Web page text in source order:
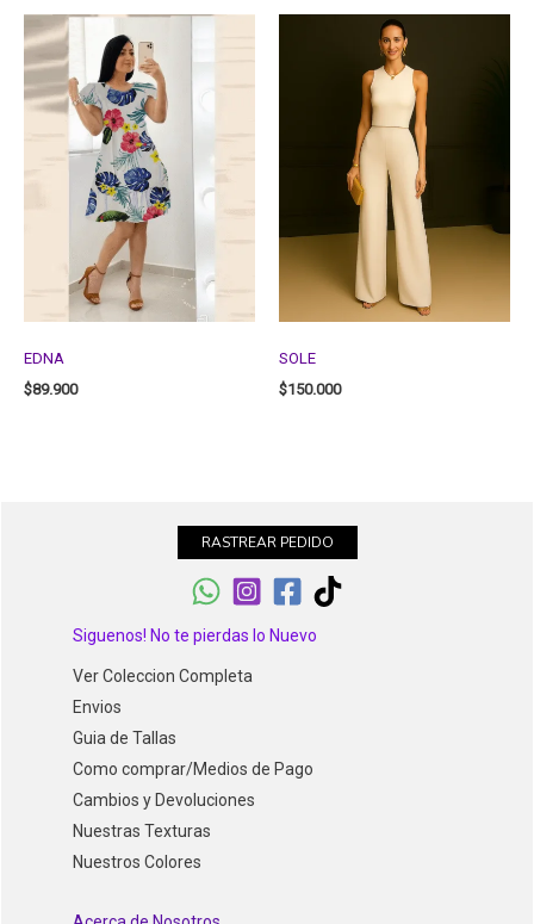
EDNA
$89.900
SOLE
$150.000
RASTREAR PEDIDO
Siguenos! No te pierdas lo Nuevo
Ver Coleccion Completa
Envios
Guia de Tallas
Como comprar/Medios de Pago
Cambios y Devoluciones
Nuestras Texturas
Nuestros Colores